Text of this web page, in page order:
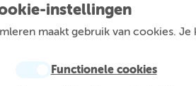
instellingen
maakt gebruik van cookies.
Functionele cookies